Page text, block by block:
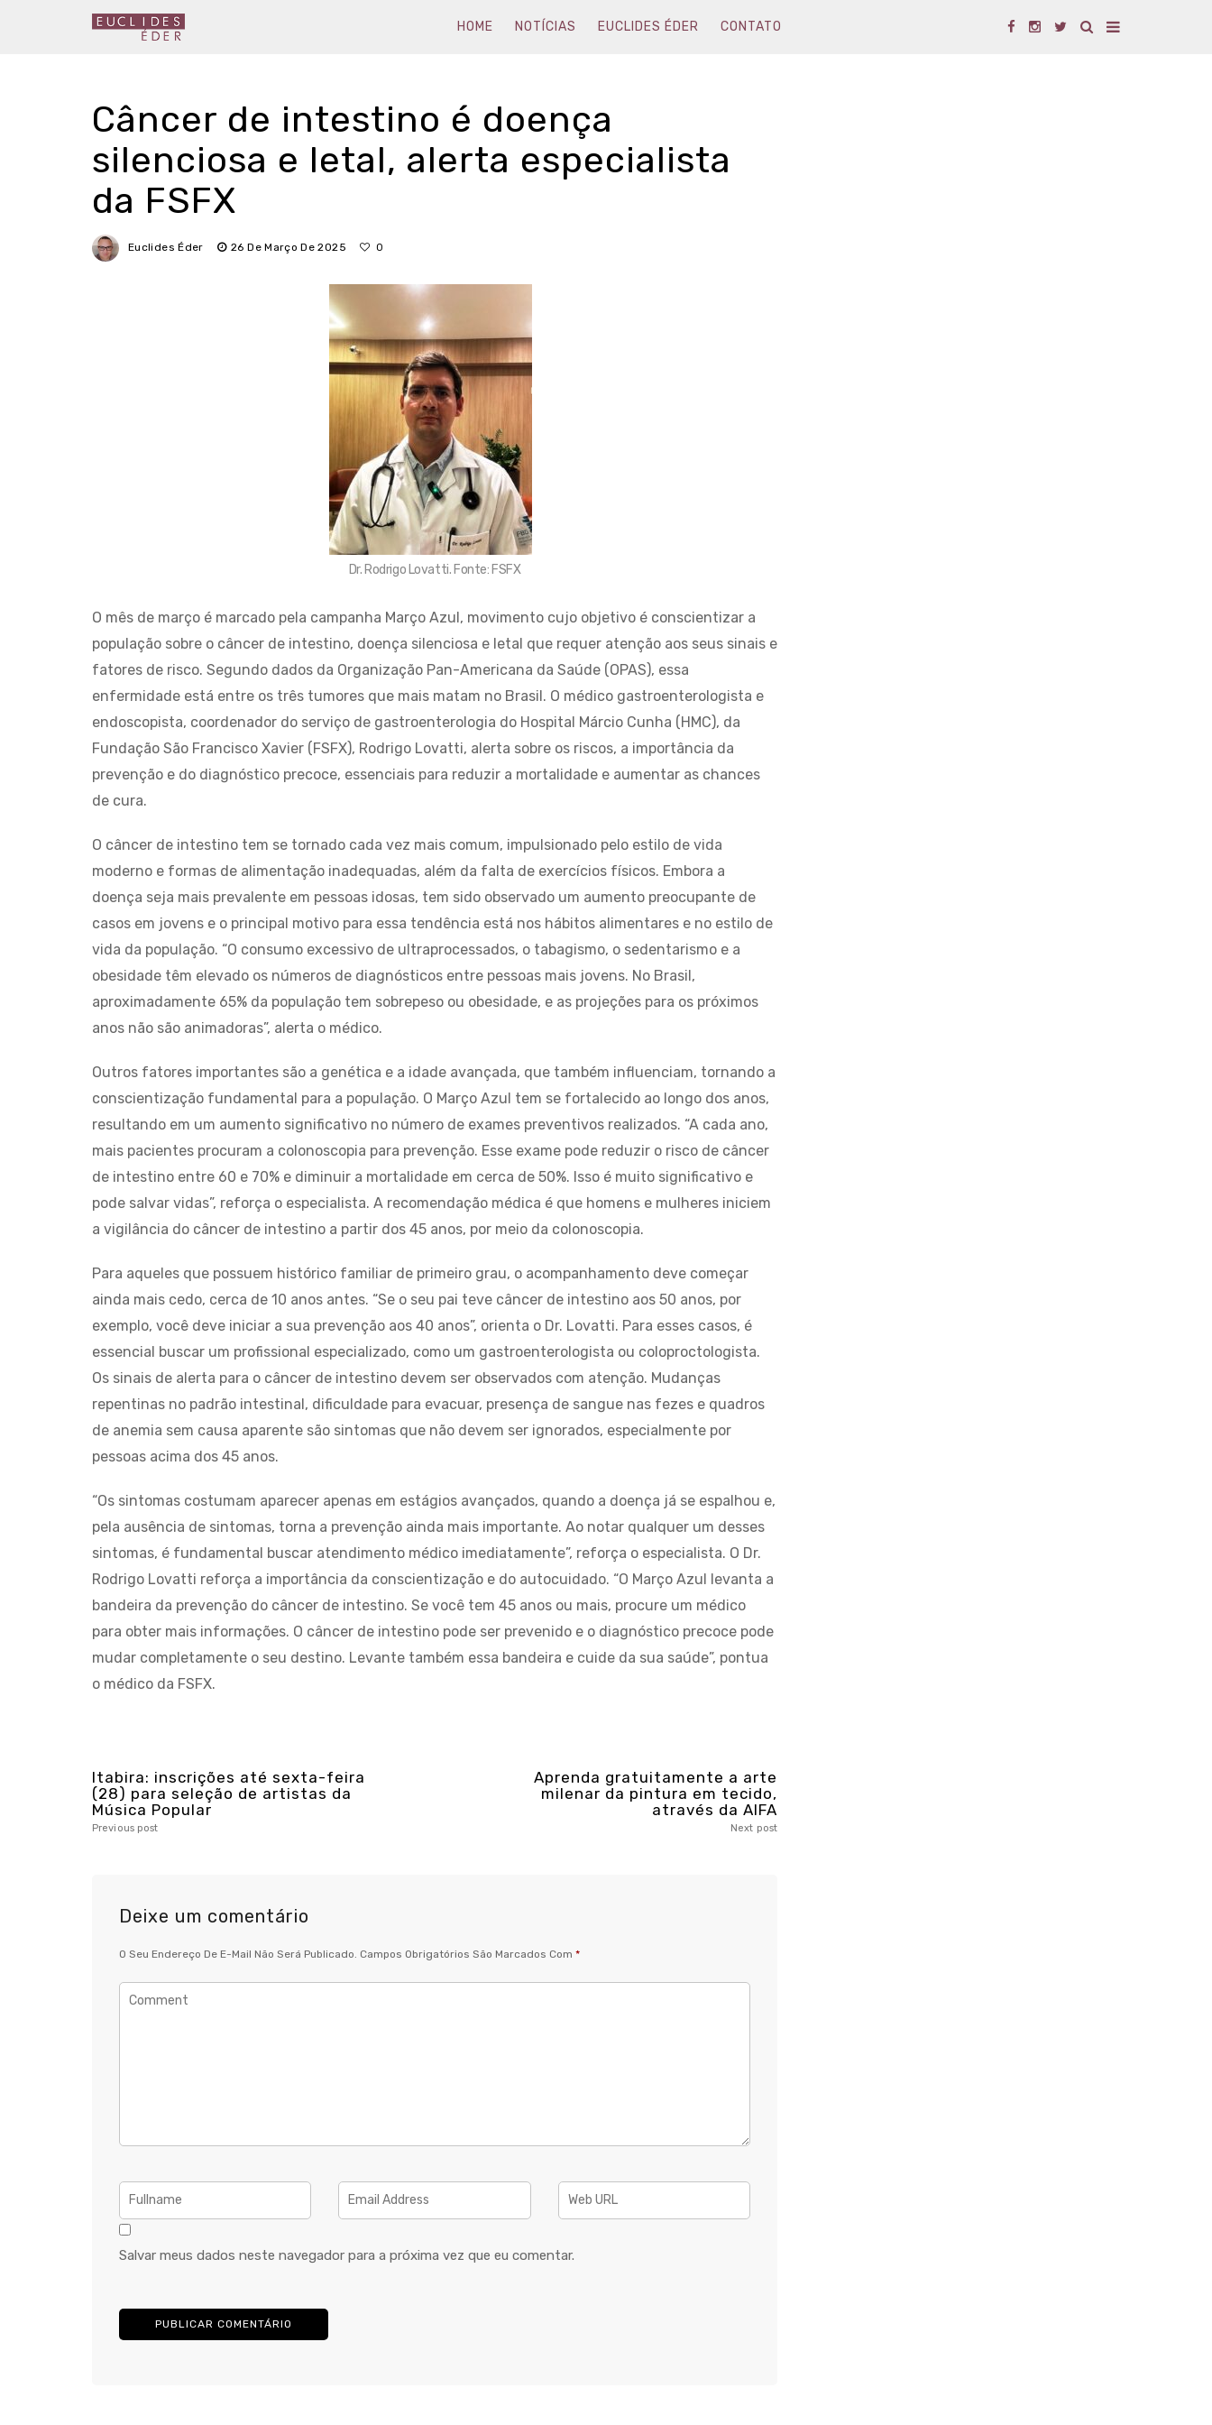
HOME NOTÍCIAS EUCLIDES ÉDER CONTATO
Câncer de intestino é doença
silenciosa e letal, alerta especialista
da FSFX
Euclides Éder 26 De Março De 2025 0
Dr. Rodrigo Lovatti. Fonte: FSFX
O mês de março é marcado pela campanha Março Azul, movimento cujo objetivo é conscientizar a
população sobre o câncer de intestino, doença silenciosa e letal que requer atenção aos seus sinais e
fatores de risco. Segundo dados da Organização Pan-Americana da Saúde (OPAS), essa
enfermidade está entre os três tumores que mais matam no Brasil. O médico gastroenterologista e
endoscopista, coordenador do serviço de gastroenterologia do Hospital Márcio Cunha (HMC), da
Fundação São Francisco Xavier (FSFX), Rodrigo Lovatti, alerta sobre os riscos, a importância da
prevenção e do diagnóstico precoce, essenciais para reduzir a mortalidade e aumentar as chances
de cura.
O câncer de intestino tem se tornado cada vez mais comum, impulsionado pelo estilo de vida
moderno e formas de alimentação inadequadas, além da falta de exercícios físicos. Embora a
doença seja mais prevalente em pessoas idosas, tem sido observado um aumento preocupante de
casos em jovens e o principal motivo para essa tendência está nos hábitos alimentares e no estilo de
vida da população. “O consumo excessivo de ultraprocessados, o tabagismo, o sedentarismo e a
obesidade têm elevado os números de diagnósticos entre pessoas mais jovens. No Brasil,
aproximadamente 65% da população tem sobrepeso ou obesidade, e as projeções para os próximos
anos não são animadoras”, alerta o médico.
Outros fatores importantes são a genética e a idade avançada, que também influenciam, tornando a
conscientização fundamental para a população. O Março Azul tem se fortalecido ao longo dos anos,
resultando em um aumento significativo no número de exames preventivos realizados. “A cada ano,
mais pacientes procuram a colonoscopia para prevenção. Esse exame pode reduzir o risco de câncer
de intestino entre 60 e 70% e diminuir a mortalidade em cerca de 50%. Isso é muito significativo e
pode salvar vidas”, reforça o especialista. A recomendação médica é que homens e mulheres iniciem
a vigilância do câncer de intestino a partir dos 45 anos, por meio da colonoscopia.
Para aqueles que possuem histórico familiar de primeiro grau, o acompanhamento deve começar
ainda mais cedo, cerca de 10 anos antes. “Se o seu pai teve câncer de intestino aos 50 anos, por
exemplo, você deve iniciar a sua prevenção aos 40 anos”, orienta o Dr. Lovatti. Para esses casos, é
essencial buscar um profissional especializado, como um gastroenterologista ou coloproctologista.
Os sinais de alerta para o câncer de intestino devem ser observados com atenção. Mudanças
repentinas no padrão intestinal, dificuldade para evacuar, presença de sangue nas fezes e quadros
de anemia sem causa aparente são sintomas que não devem ser ignorados, especialmente por
pessoas acima dos 45 anos.
“Os sintomas costumam aparecer apenas em estágios avançados, quando a doença já se espalhou e,
pela ausência de sintomas, torna a prevenção ainda mais importante. Ao notar qualquer um desses
sintomas, é fundamental buscar atendimento médico imediatamente”, reforça o especialista. O Dr.
Rodrigo Lovatti reforça a importância da conscientização e do autocuidado. “O Março Azul levanta a
bandeira da prevenção do câncer de intestino. Se você tem 45 anos ou mais, procure um médico
para obter mais informações. O câncer de intestino pode ser prevenido e o diagnóstico precoce pode
mudar completamente o seu destino. Levante também essa bandeira e cuide da sua saúde”, pontua
o médico da FSFX.
Itabira: inscrições até sexta-feira
(28) para seleção de artistas da
Música Popular
Previous post
Aprenda gratuitamente a arte
milenar da pintura em tecido,
através da AIFA
Next post
Deixe um comentário
O Seu Endereço De E-Mail Não Será Publicado. Campos Obrigatórios São Marcados Com *
Salvar meus dados neste navegador para a próxima vez que eu comentar.